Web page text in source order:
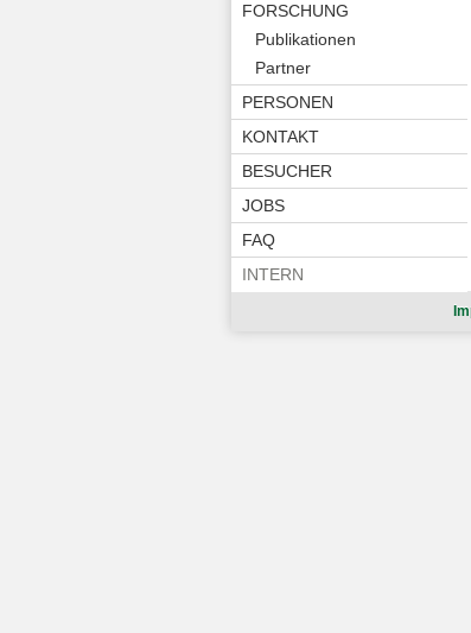
FORSCHUNG
Publikationen
Partner
PERSONEN
KONTAKT
BESUCHER
JOBS
FAQ
INTERN